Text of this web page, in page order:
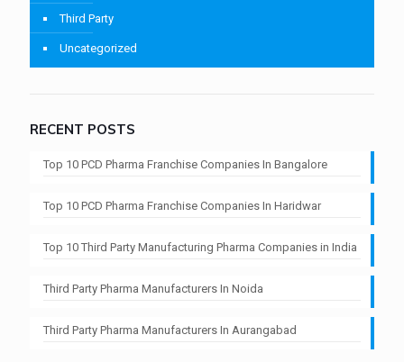
Third Party
Uncategorized
RECENT POSTS
Top 10 PCD Pharma Franchise Companies In Bangalore
Top 10 PCD Pharma Franchise Companies In Haridwar
Top 10 Third Party Manufacturing Pharma Companies in India
Third Party Pharma Manufacturers In Noida
Third Party Pharma Manufacturers In Aurangabad